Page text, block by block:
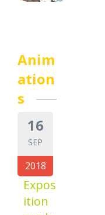
Anim
ation
s
16
SEP
2018
Expos
ition